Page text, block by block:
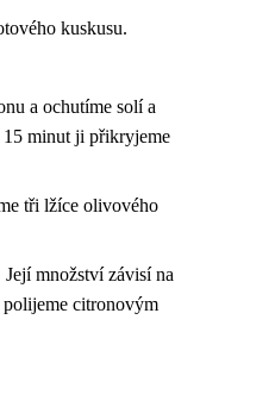
kuskusu.
a ochutíme solí a
15 minut ji přikryjeme
tři lžíce olivového
množství závisí na
polijeme citronovým